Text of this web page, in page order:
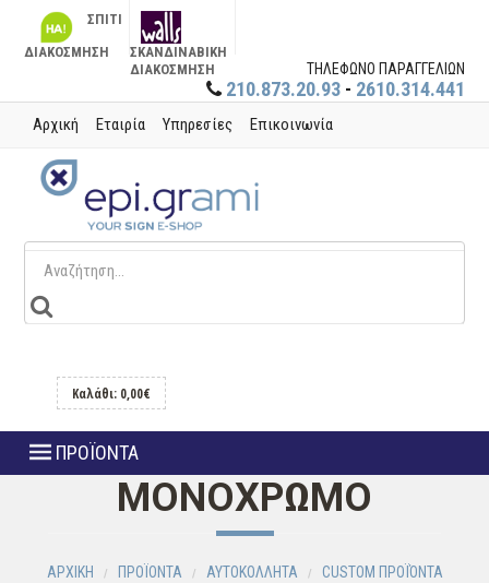
ΣΠΙΤΙ
ΔΙΑΚΟΣΜΗΣΗ
ΣΚΑΝΔΙΝΑΒΙΚΗ
ΔΙΑΚΟΣΜΗΣΗ
ΤΗΛΕΦΩΝΟ ΠΑΡΑΓΓΕΛΙΩΝ
210.873.20.93 - 2610.314.441
Αρχική Εταιρία Υπηρεσίες Επικοινωνία
Καλάθι: 0,00€
ΠΡΟΪΟΝΤΑ
ΜΟΝΟΧΡΩΜΟ
ΑΡΧΙΚΗ ΠΡΟΪΟΝΤΑ ΑΥΤΟΚΟΛΛΗΤΑ
CUSTOM ΠΡΟΪΌΝΤΑ